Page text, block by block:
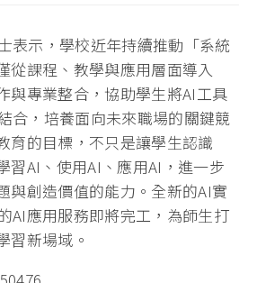
表示，學校近年持續推動「系統
從課程、教學與應用層面導入
與專業整合，協助學生將AI工具
合，培養面向未來職場的關鍵競
育的目標，不只是讓學生認識
習AI、使用AI、應用AI，進一步
與創造價值的能力。全新的AI實
AI應用服務即將完工，為師生打
習新場域。